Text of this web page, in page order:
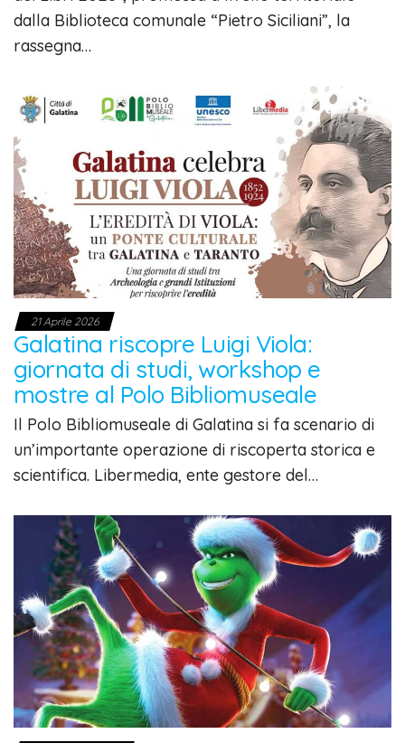
dalla Biblioteca comunale “Pietro Siciliani”, la
rassegna…
21 Aprile 2026
Galatina riscopre Luigi Viola:
giornata di studi, workshop e
mostre al Polo Bibliomuseale
Il Polo Bibliomuseale di Galatina si fa scenario di
un’importante operazione di riscoperta storica e
scientifica. Libermedia, ente gestore del…